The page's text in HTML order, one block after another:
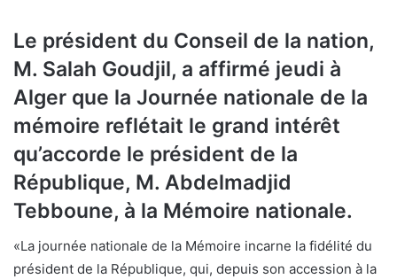
Le président du Conseil de la nation,
M. Salah Goudjil, a affirmé jeudi à
Alger que la Journée nationale de la
mémoire reflétait le grand intérêt
qu’accorde le président de la
République, M. Abdelmadjid
Tebboune, à la Mémoire nationale.
«La journée nationale de la Mémoire incarne la fidélité du
président de la République, qui, depuis son accession à la